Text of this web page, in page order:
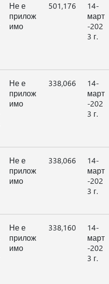
Не е
прилож
имо
501,176
14-
март
-202
3 г.
Не е
прилож
имо
338,066
14-
март
-202
3 г.
Не е
прилож
имо
338,066
14-
март
-202
3 г.
Не е
прилож
имо
338,160
14-
март
-202
3 г.